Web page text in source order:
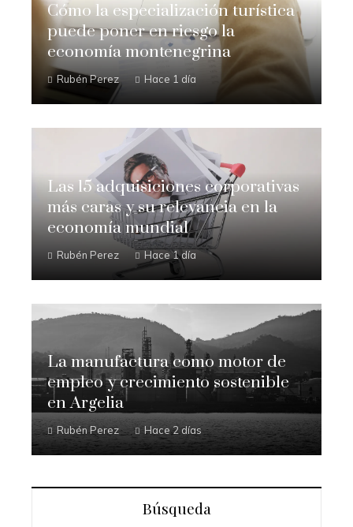
Cómo la especialización turística
puede poner en riesgo la
economía montenegrina
Rubén Perez Hace 1 día
Las 15 adquisiciones corporativas
más caras y su relevancia en la
economía mundial
Rubén Perez Hace 1 día
La manufactura como motor de
empleo y crecimiento sostenible
en Argelia
Rubén Perez Hace 2 días
Búsqueda